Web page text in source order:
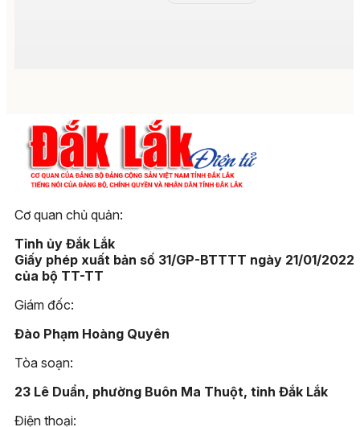
Cơ quan chủ quản:
Tỉnh ủy Đắk Lắk
Giấy phép xuất bản số 31/GP-BTTTT ngày 21/01/2022
của bộ TT-TT
Giám đốc:
Đào Phạm Hoàng Quyên
Tòa soạn:
23 Lê Duẩn, phường Buôn Ma Thuột, tỉnh Đắk Lắk
Điện thoại: